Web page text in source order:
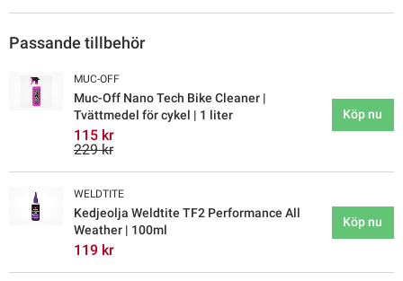
Passande tillbehör
MUC-OFF
Muc-Off Nano Tech Bike Cleaner |
Tvättmedel för cykel | 1 liter
115 kr
229 kr
Köp nu
WELDTITE
Kedjeolja Weldtite TF2 Performance All
Weather | 100ml
119 kr
Köp nu